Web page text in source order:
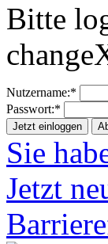
Bitte
Nutzername:*
Passwort:*
Jetzt einloggen
Sie
Jetzt